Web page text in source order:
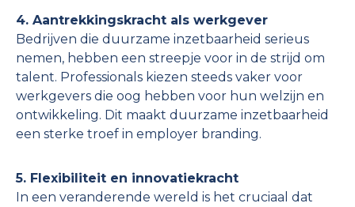
4. Aantrekkingskracht als werkgever
Bedrijven die duurzame inzetbaarheid serieus
nemen, hebben een streepje voor in de strijd om
talent. Professionals kiezen steeds vaker voor
werkgevers die oog hebben voor hun welzijn en
ontwikkeling. Dit maakt duurzame inzetbaarheid
een sterke troef in employer branding.
5. Flexibiliteit en innovatiekracht
In een veranderende wereld is het cruciaal dat